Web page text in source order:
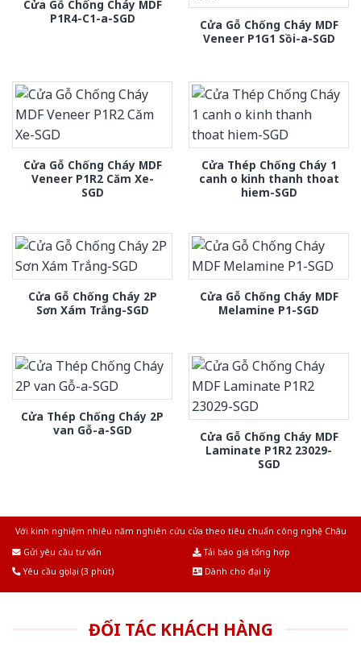
Cửa Gỗ Chống Cháy MDF
P1R4-C1-a-SGD
Cửa Gỗ Chống Cháy MDF
Veneer P1G1 Sồi-a-SGD
Cửa Gỗ Chống Cháy MDF
Veneer P1R2 Căm Xe-
SGD
Cửa Thép Chống Cháy 1
canh o kinh thanh thoat
hiem-SGD
Cửa Gỗ Chống Cháy 2P
Sơn Xám Trắng-SGD
Cửa Gỗ Chống Cháy MDF
Melamine P1-SGD
Cửa Thép Chống Cháy 2P
van Gỗ-a-SGD
Cửa Gỗ Chống Cháy MDF
Laminate P1R2 23029-
SGD
Với kinh nghiệm nhiêu năm nghiên cứu cửa theo tiêu chuẩn công nghệ Châu
Gửi yêu cầu tư vấn
Tải báo giá tổng hợp
Yêu cầu gọi lại (3 phút)
Dành cho đại lý
ĐỐI TÁC KHÁCH HÀNG